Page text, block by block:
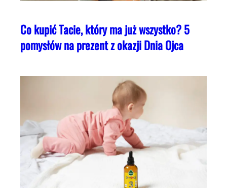
Co kupić Tacie, który ma już wszystko? 5
pomysłów na prezent z okazji Dnia Ojca